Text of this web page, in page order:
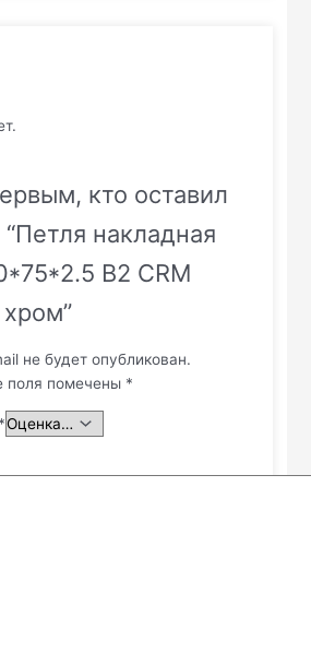
кто оставил
накладная
B2 CRM
не будет опубликован.
поля помечены *
*